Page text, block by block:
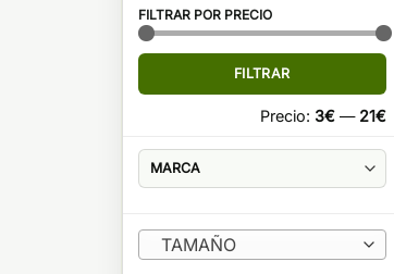
FILTRAR POR PRECIO
Precio
Precio
FILTRAR
Precio: 3€— 21€
TAMAÑO